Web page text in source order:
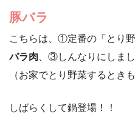
豚バラ
こちらは、①定番の「とり
バラ肉 、③しんなりにしまし
（お家でとり野菜するとき
しばらくして鍋登場！！